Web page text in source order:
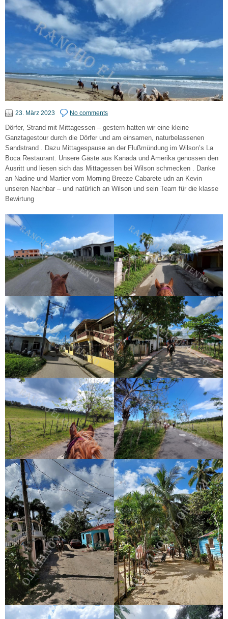
23. März 2023 No comments
Dörfer, Strand mit Mittagessen – gestern hatten wir eine kleine
Ganztagestour durch die Dörfer und am einsamen, naturbelassenen
Sandstrand . Dazu Mittagespause an der Flußmündung im Wilson’s La
Boca Restaurant. Unsere Gäste aus Kanada und Amerika genossen den
Ausritt und liesen sich das Mittagessen bei Wilson schmecken . Danke
an Nadine und Martier vom Morning Breeze Cabarete udn an Kevin
unseren Nachbar – und natürlich an Wilson und sein Team für die klasse
Bewirtung